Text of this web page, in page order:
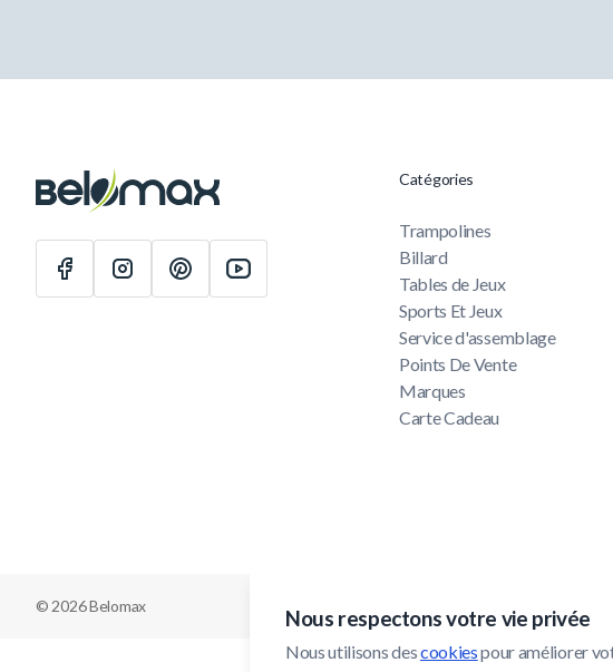
Nous respectons votre vie privée
Nous utilisons des cookies pour améliorer
Catégories
Trampolines
Billard
Tables de Jeux
Sports Et Jeux
Service d'assemblage
Points De Vente
Marques
Carte Cadeau
© 2026 Belomax